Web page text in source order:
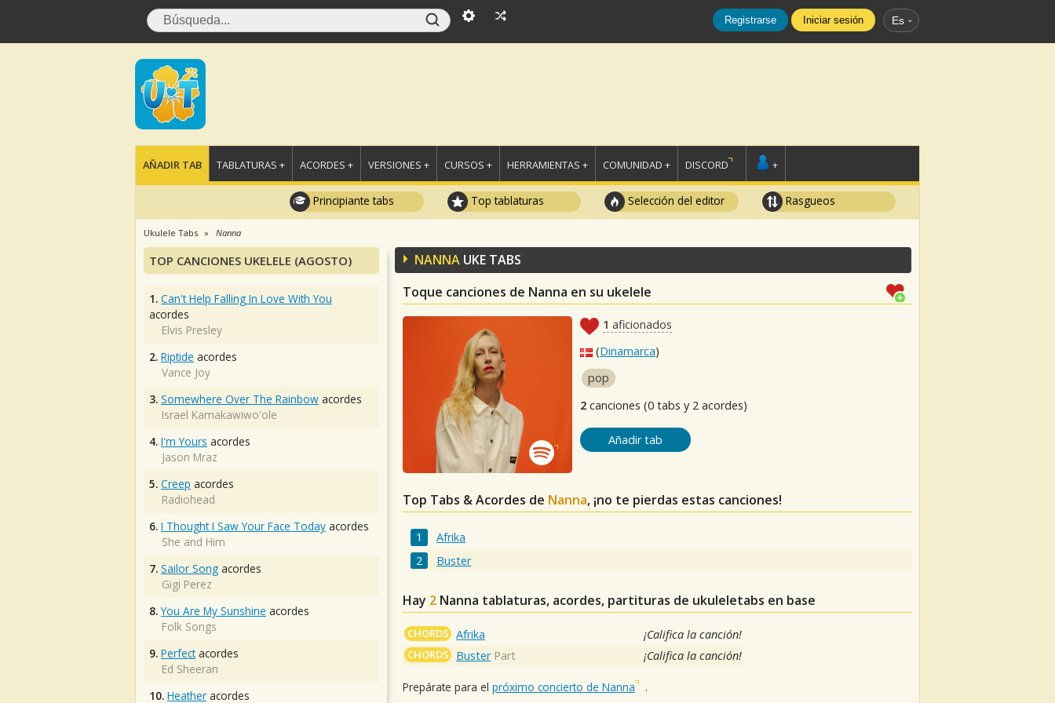
Registrarse Iniciar sesión Es
AÑADIR TAB TABLATURAS + ACORDES + VERSIONES + CURSOS + HERRAMIENTAS + COMUNIDAD + DISCORD +
Principiante tabs Top tablaturas Selección del editor Rasgueos
Ukulele Tabs Nanna
NANNA UKE TABS
Toque canciones de Nanna en su ukelele
1 aficionados
(Dinamarca)
pop
2 canciones (0 tabs y 2 acordes)
Añadir tab
Top Tabs & Acordes de Nanna, ¡no te pierdas estas canciones!
Afrika
Buster
Hay 2 Nanna tablaturas, acordes, partituras de ukuleletabs en base
CHORDS Afrika ¡Califica la canción!
CHORDS Buster Part ¡Califica la canción!
Prepárate para el próximo concierto de Nanna .
TOP CANCIONES UKELELE (AGOSTO)
1. Can't Help Falling In Love With You
acordes
Elvis Presley
2. Riptide acordes
Vance Joy
3. Somewhere Over The Rainbow acordes
Israel Kamakawiwo'ole
4. I'm Yours acordes
Jason Mraz
5. Creep acordes
Radiohead
6. I Thought I Saw Your Face Today acordes
She and Him
7. Sailor Song acordes
Gigi Perez
8. You Are My Sunshine acordes
Folk Songs
9. Perfectacordes
Ed Sheeran
10. Heather acordes